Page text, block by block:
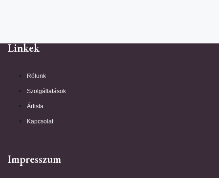
Linkek
Rólunk
Szolgáltatások
Árlista
Kapcsolat
Impresszum